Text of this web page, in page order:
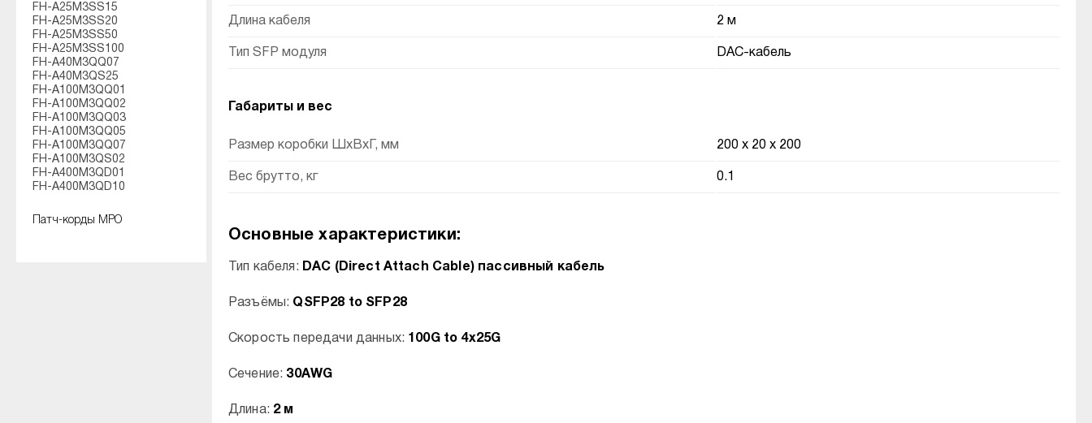
FH-A25M3SS15
FH-A25M3SS20
FH-A25M3SS50
FH-A25M3SS100
FH-A40M3QQ07
FH-A40M3QS25
FH-A100M3QQ01
FH-A100M3QQ02
FH-A100M3QQ03
FH-A100M3QQ05
FH-A100M3QQ07
FH-A100M3QS02
FH-A400M3QD01
FH-A400M3QD10
Патч-корды MPO
Длина кабеля 2 м
Тип SFP модуля DAC-кабель
Габариты и вес
Размер коробки ШхВхГ, мм 200 x 20 x 200
Вес брутто, кг 0.1
Основные характеристики:
Тип кабеля: DAC (Direct Attach Cable) пассивный кабель
Разъёмы: QSFP28 to SFP28
Скорость передачи данных: 100G to 4x25G
Сечение: 30AWG
Длина: 2 м